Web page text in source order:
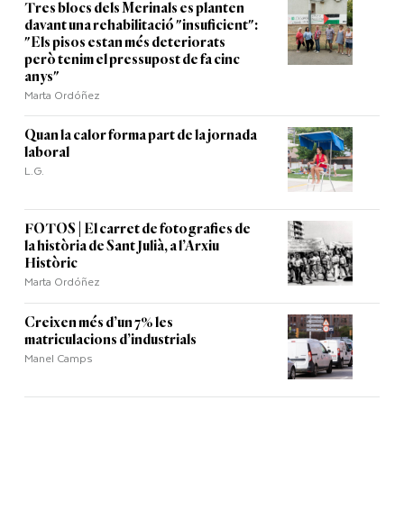
Tres blocs dels Merinals es planten
davant una rehabilitació "insuficient":
"Els pisos estan més deteriorats
però tenim el pressupost de fa cinc
anys"
Marta Ordóñez
Quan la calor forma part de la jornada
laboral
L.G.
FOTOS | El carret de fotografies de
la història de Sant Julià, a l’Arxiu
Històric
Marta Ordóñez
Creixen més d’un 7% les
matriculacions d’industrials
Manel Camps